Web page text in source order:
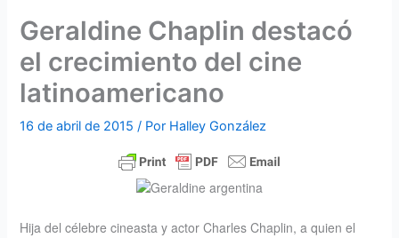
Geraldine Chaplin destacó
el crecimiento del cine
latinoamericano
16 de abril de 2015/ Por Halley González
Hija del célebre cineasta y actor Charles Chaplin, a quien el